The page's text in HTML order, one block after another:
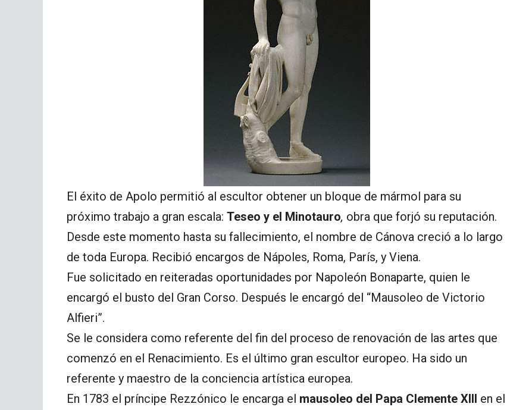
El éxito de Apolo permitió al escultor obtener un bloque de mármol para su
próximo trabajo a gran escala: Teseo y el Minotauro, obra que forjó su reputación.
Desde este momento hasta su fallecimiento, el nombre de Cánova creció a lo largo
de toda Europa. Recibió encargos de Nápoles, Roma, París, y Viena.
Fue solicitado en reiteradas oportunidades por Napoleón Bonaparte, quien le
encargó el busto del Gran Corso. Después le encargó del “Mausoleo de Victorio
Alfieri”.
Se le considera como referente del fin del proceso de renovación de las artes que
comenzó en el Renacimiento. Es el último gran escultor europeo. Ha sido un
referente y maestro de la conciencia artística europea.
En 1783 el príncipe Rezzónico le encarga el mausoleo del Papa Clemente XIII en el